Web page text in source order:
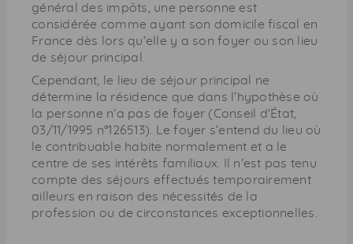
général des impôts, une personne est
considérée comme ayant son domicile fiscal en
France dès lors qu’elle y a son foyer ou son lieu
de séjour principal.
Cependant, le lieu de séjour principal ne
détermine la résidence que dans l’hypothèse où
la personne n’a pas de foyer (Conseil d'État,
03/11/1995 n°126513). Le foyer s’entend du lieu où
le contribuable habite normalement et a le
centre de ses intérêts familiaux. Il n’est pas tenu
compte des séjours effectués temporairement
ailleurs en raison des nécessités de la
profession ou de circonstances exceptionnelles.